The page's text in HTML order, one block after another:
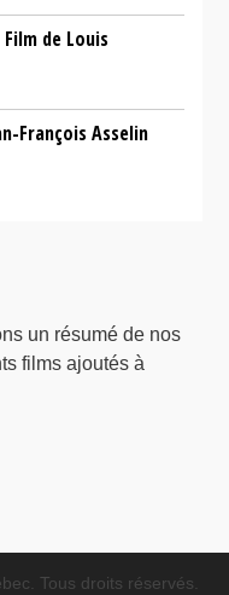
de Louis
François Asselin
un résumé de nos
films ajoutés à
Tous droits réservés.